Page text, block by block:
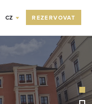
CZ REZERVOVAT